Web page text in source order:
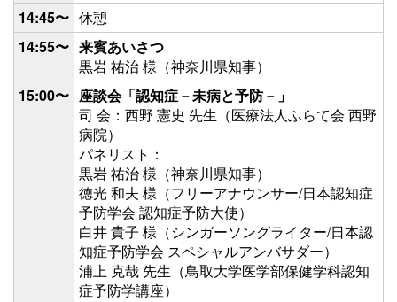
14:45〜 休憩
14:55〜 来賓あいさつ
黒岩 祐治 様（神奈川県知事）
15:00〜 座談会「認知症－未病と予防－」
司 会：西野 憲史 先生（医療法人ふらて会 西野
病院）
パネリスト：
黒岩 祐治 様（神奈川県知事）
徳光 和夫 様（フリーアナウンサー/日本認知症
予防学会 認知症予防大使）
白井 貴子 様（シンガーソングライター/日本認
知症予防学会 スペシャルアンバサダー）
浦上 克哉 先生（鳥取大学医学部保健学科認知
症予防学講座）